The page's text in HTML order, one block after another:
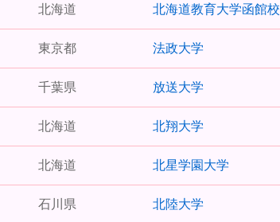
北海道 北海道教育大学函館校
東京都 法政大学
千葉県 放送大学
北海道 北翔大学
北海道 北星学園大学
石川県 北陸大学